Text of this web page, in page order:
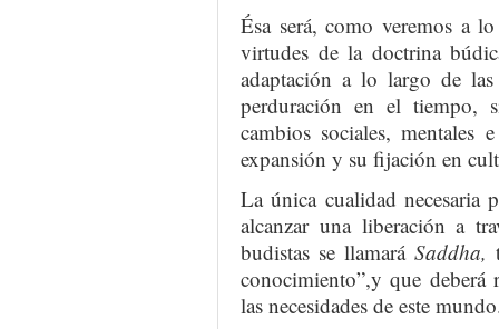
Ésa será, como veremos a
virtudes de la doctrina
adaptación a lo largo de
perduración en el tiempo,
cambios sociales,
expansión y su fijación en
La única cualidad necesaria
alcanzar una liberación a
budistas se llamaráSaddha,
conocimiento”,y que deberá
las necesidades de este